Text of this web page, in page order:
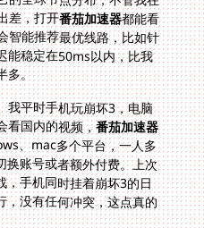
差，打开番茄加速器都能看
到附近的多个节点。而且它会智能推荐最优线路，比如针
对永恒之塔的国服专线，延迟能稳定在50ms以内，比我
多。
我平时手机玩崩坏3，电脑
看国内的视频，番茄加速器
、mac多个平台，一人多
账号或者额外付费。上次
，手机同时挂着崩坏3的日
没有任何冲突，这点真的